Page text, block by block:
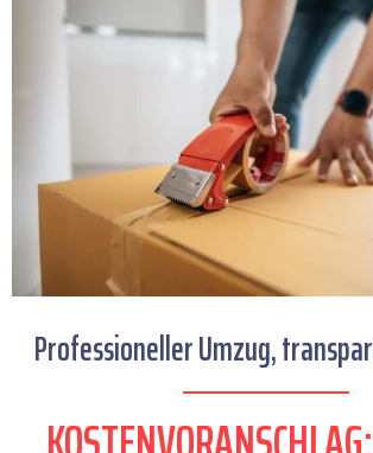
Professioneller Umzug,